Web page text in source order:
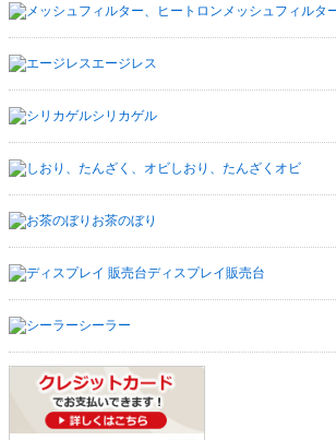
メッシュフィルタ
エージレス
シリカゲル
しおり、たんざくオビ
お茶のぼり
ディスプレイ販売台
シーラー